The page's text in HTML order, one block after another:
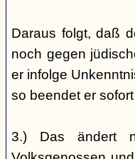
Daraus folgt, daß
noch gegen
er infolge
so beendet er
3.) Das ändert